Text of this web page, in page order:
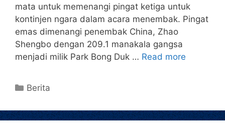
mata untuk memenangi pingat ketiga untuk
kontinjen ngara dalam acara menembak. Pingat
emas dimenangi penembak China, Zhao
Shengbo dengan 209.1 manakala gangsa
menjadi milik Park Bong Duk … Read more
Berita